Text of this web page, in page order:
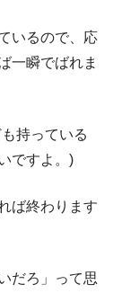
いるので、応
一瞬でばれま
持っている
ですよ。)
ば終わります
だろ」って思